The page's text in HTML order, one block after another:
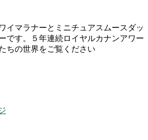
イマラナーとミニチュアスムースダッ
です。５年連続ロイヤルカナンアワー
ちの世界をご覧ください